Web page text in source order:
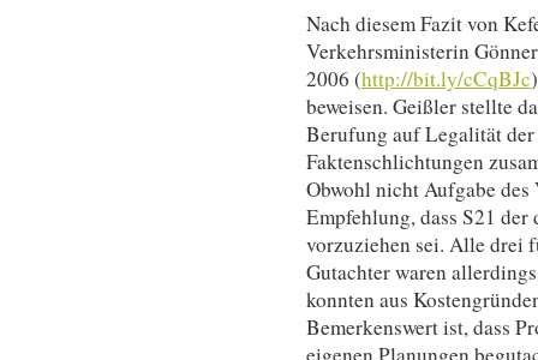
Nach diesem Fazit von
Verkehrsministerin
2006 (http://bit.ly/cCqBJc
beweisen. Geißler stellte
Berufung auf Legalität
Faktenschlichtungen
Obwohl nicht Aufgabe
Empfehlung, dass S21
vorzuziehen sei. Alle drei
Gutachter waren
konnten aus
Bemerkenswert ist, dass